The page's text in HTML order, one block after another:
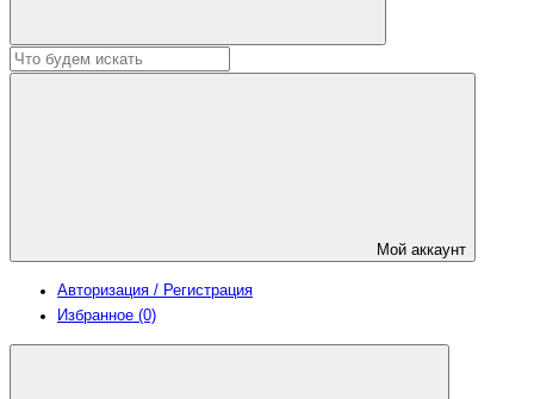
Мой аккаунт
Авторизация / Регистрация
Избранное (0)